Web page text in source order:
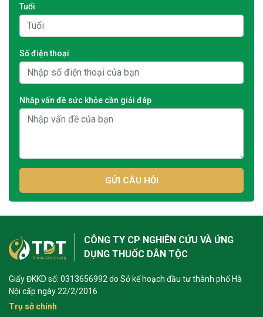
Tuổi
Số điện thoại
Nhập vấn đề sức khỏe cần giải đáp
GỬI CÂU HỎI
CÔNG TY CP NGHIÊN CỨU VÀ ỨNG
DỤNG THUỐC DÂN TỘC
Giấy ĐKKD số: 0313656992 do Sở kế hoạch đầu tư thành phố Hà
Nội cấp ngày 22/2/2016
Trụ sở chính